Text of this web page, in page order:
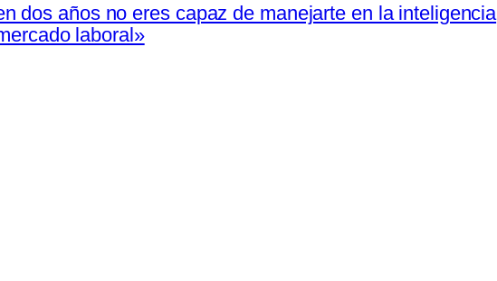
dos años no eres capaz de manejarte en la inteligencia
laboral»